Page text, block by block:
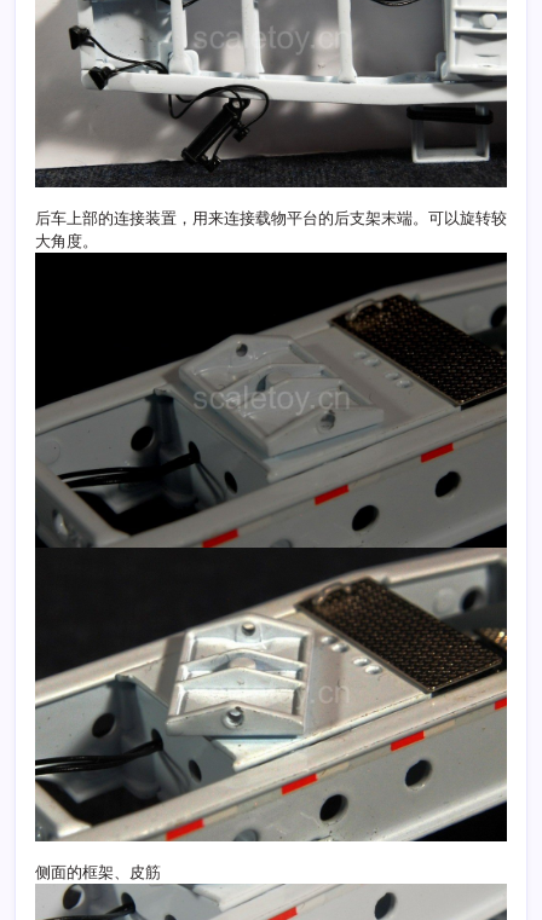
后车上部的连接装置，用来连接载物平台的后支架末端。可以旋转较
大角度。
侧面的框架、皮筋